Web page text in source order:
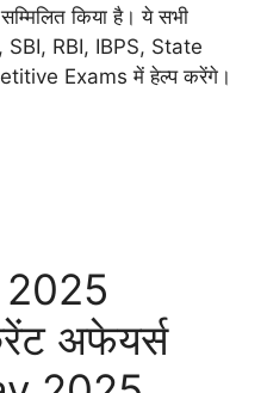
किया है। ये सभी
SBI, RBI, IBPS, State
Exams में हेल्प करेंगे।
2025
अफेयर्स